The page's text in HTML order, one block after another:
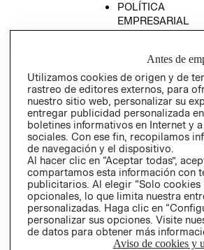
POLÍTICA
EMPRESARIAL
Ecuador ($)
CAMBIAR REGIÓN
Antes de
Utilizamos cookies de origen y de
rastreo de editores externos, para
nuestro sitio web, personalizar su
entregar publicidad personalizada
boletines informativos en Internet y
sociales. Con ese fin, recopilamos
de navegación y el dispositivo.
Al hacer clic en “Aceptar todas”,
compartamos esta información con
publicitarios. Al elegir “Solo cookies
opcionales, lo que limita nuestra
personalizadas. Haga clic en
personalizar sus opciones. Visite
de datos para obtener más
Aviso de cookies y